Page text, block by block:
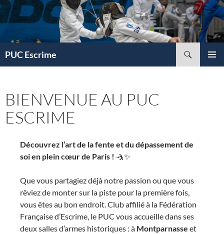
Aller
au
PUC Escrime
BIENVENUE AU PUC
ESCRIME
Découvrez l’art de la fente et du dépassement de
soi en plein cœur de Paris ! 🤺✨
Que vous partagiez déjà notre passion ou que vous
rêviez de monter sur la piste pour la première fois,
vous êtes au bon endroit. Club affilié à la Fédération
Française d’Escrime, le PUC vous accueille dans ses
deux salles d’armes historiques : à Montparnasse et